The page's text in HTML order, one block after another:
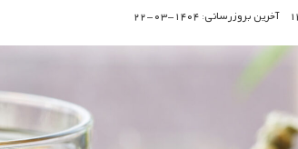
آخرین بروزرسانی: ۱۴۰۴-۰۳-۲۲